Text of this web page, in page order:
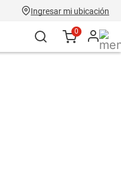
Ingresar mi ubicación
0